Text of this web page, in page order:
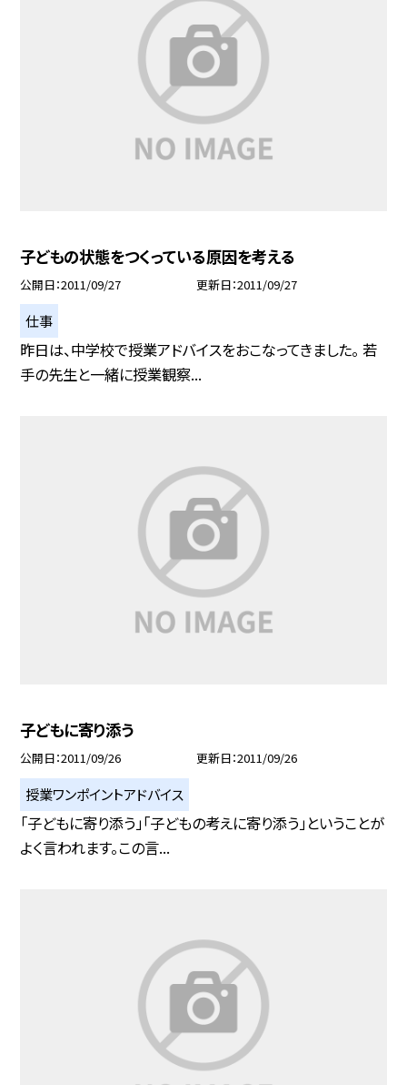
子どもの状態をつくっている原因を考える
公開日 2011/09/27 更新日 2011/09/27
仕事
昨日は、中学校で授業アドバイスをおこなってきました。 若
手の先生と一緒に授業観察...
子どもに寄り添う
公開日 2011/09/26 更新日 2011/09/26
授業ワンポイントアドバイス
「子どもに寄り添う」「子どもの考えに寄り添う」ということが
よく言われます。この言...